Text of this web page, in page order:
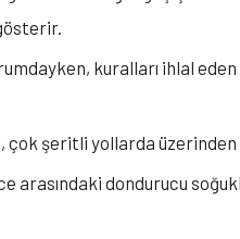
kuralları ihlal
şeritli yollarda üzerinden
arasındaki dondurucu